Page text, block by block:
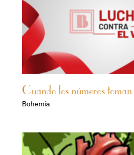
Cuando los números
Bohemia